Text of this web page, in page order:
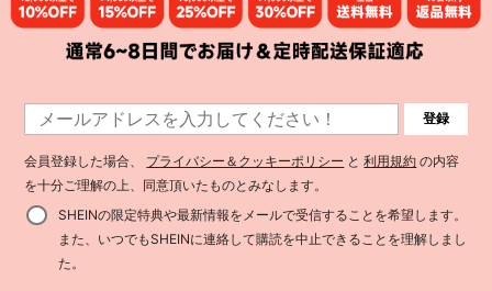
登録
会員登録した場合、 プライバシー＆クッキーポリシー と利用規約 の内容
を十分ご理解の上、同意頂いたものとみなします。
SHEINの限定特典や最新情報をメールで受信することを希望します。
また、いつでもSHEINに連絡して購読を中止できることを理解しまし
た。